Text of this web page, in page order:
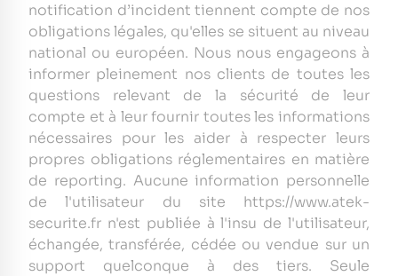
notification d’incident tiennent compte de nos
obligations légales, qu'elles se situent au niveau
national ou européen. Nous nous engageons à
informer pleinement nos clients de toutes les
questions relevant de la sécurité de leur
compte et à leur fournir toutes les informations
nécessaires pour les aider à respecter leurs
propres obligations réglementaires en matière
de reporting. Aucune information personnelle
de l'utilisateur du site https://www.atek-
securite.fr n'est publiée à l'insu de l'utilisateur,
échangée, transférée, cédée ou vendue sur un
support quelconque à des tiers. Seule